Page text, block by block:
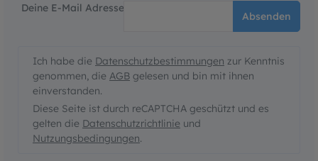
Diese Seite ist durch reCAPTCHA geschützt und es
gelten die Datenschutzrichtlinie und
Nutzungsbedingungen.
Ich habe die Datenschutzbestimmungen zur Kenntnis
genommen, die AGB gelesen und bin mit ihnen
einverstanden.
Deine E-Mail Adresse
Absenden